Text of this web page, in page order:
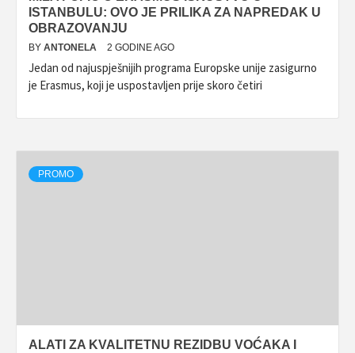
ISTANBULU: OVO JE PRILIKA ZA NAPREDAK U
OBRAZOVANJU
BY ANTONELA 2 GODINE AGO
Jedan od najuspješnijih programa Europske unije zasigurno
je Erasmus, koji je uspostavljen prije skoro četiri
PROMO
ALATI ZA KVALITETNU REZIDBU VOĆAKA I